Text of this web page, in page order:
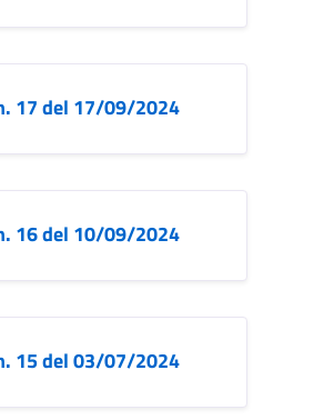
17 del 17/09/2024
16 del 10/09/2024
15 del 03/07/2024